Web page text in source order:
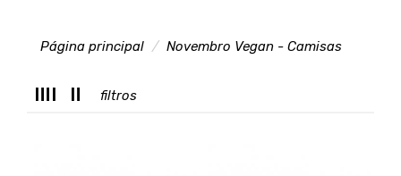
Página principal Novembro Vegan - Camisas
filtros